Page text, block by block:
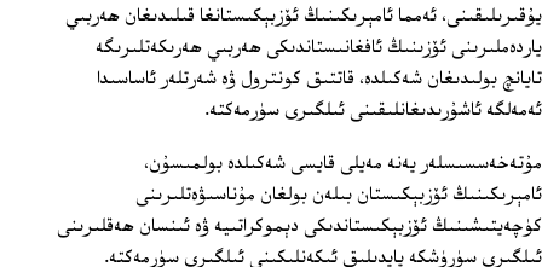
يۇقىرىلىقىنى، ئەمما ئامېرىكىنىڭ ئۆزبېكىستانغا قىلىدىغان ھەربىي
ياردەملىرىنى ئۆزىنىڭ ئافغانىستاندىكى ھەربىي ھەرىكەتلىرىگە
تايانچ بولىدىغان شەكىلدە، قاتتىق كونترول ۋە شەرتلەر ئاساسىدا
ئەمەلگە ئاشۇرىدىغانلىقىنى ئىلگىرى سۈرمەكتە.
مۇتەخەسسىسلەر يەنە مەيلى قايسى شەكىلدە بولمىسۇن،
ئامېرىكىنىڭ ئۆزبېكىستان بىلەن بولغان مۇناسىۋەتلىرىنى
كۈچەيتىشىنىڭ ئۆزبېكىستاندىكى دېموكراتىيە ۋە ئىنسان ھەقلىرىنى
ئىلگىرى سۈرۈشكە پايدىلىق ئىكەنلىكىنى ئىلگىرى سۈرمەكتە.